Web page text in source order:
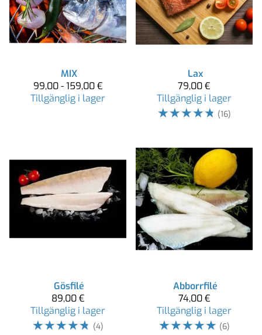
MIX
99,00 - 159,00 €
Tillgänglig i lager
Lax
79,00 €
Tillgänglig i lager
☆☆☆☆☆ (16)
Gösfilé
89,00 €
Tillgänglig i lager
☆☆☆☆☆ (4)
Abborrfilé
74,00 €
Tillgänglig i lager
☆☆☆☆☆ (6)